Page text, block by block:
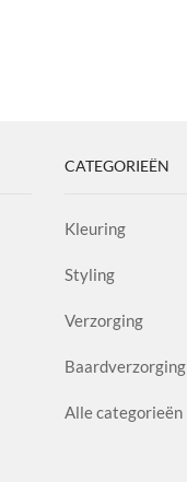
CATEGORIEËN
Kleuring
Styling
Verzorging
Baardverzorging
Alle categorieën